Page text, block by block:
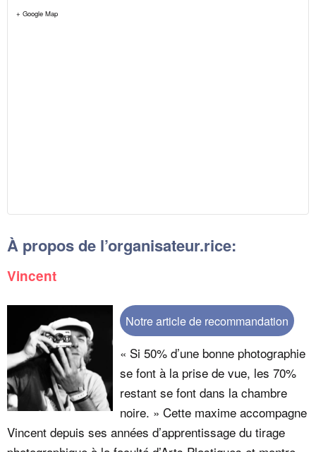
+ Google Map
À propos de l’organisateur.rice:
Vincent
Notre article de recommandation
« Si 50% d’une bonne photographie
se font à la prise de vue, les 70%
restant se font dans la chambre
noire. » Cette maxime accompagne
Vincent depuis ses années d’apprentissage du tirage